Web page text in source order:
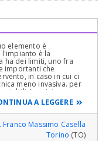
dell'apice in
tutto quanto
che escluda una
questo “amore
salvare il proprio
meno che salvare il
Poi scusi cosa
sia...cos'è si fa le
al Dentista che l'avrà
elemento è
è la
ha dei limiti, uno fra
importanti che
in caso in cui ci
meno invasiva. per
I centri
la mia ) sono molti tra
consiglio un buon
A LEGGERE
Franco Massimo Casella
Torino (TO)